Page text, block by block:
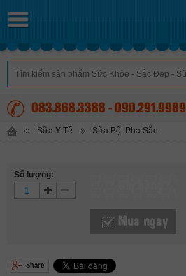
083.868.3388 - 090.291.9989
Sữa Y Tế Sữa Bột Pha Sẵn
Số lượng:
Mua ngay